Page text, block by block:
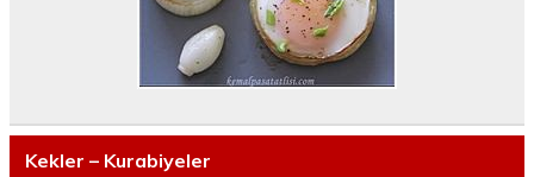
Kekler – Kurabiyeler